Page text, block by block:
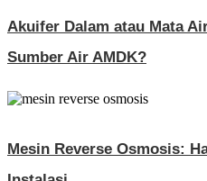
Akuifer Dalam atau Mata
Sumber Air AMDK?
Mesin Reverse Osmosis: